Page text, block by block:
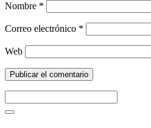
Nombre *
Correo electrónico *
Web